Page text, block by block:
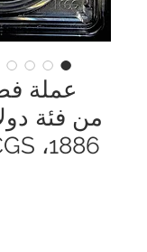
عملة
من فئة
1886، MS-63 PCGS